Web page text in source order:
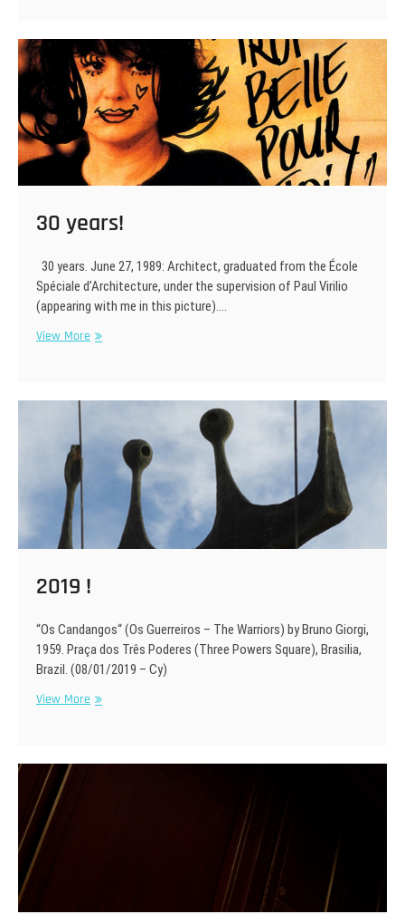
30 years!
30 years. June 27, 1989: Architect, graduated from the École
Spéciale d’Architecture, under the supervision of Paul Virilio
(appearing with me in this picture).…
View More30
2019 !
“Os Candangos“ (Os Guerreiros – The Warriors) by Bruno Giorgi,
1959. Praça dos Três Poderes (Three Powers Square), Brasilia,
Brazil. (08/01/2019 – Cy)
View More2019